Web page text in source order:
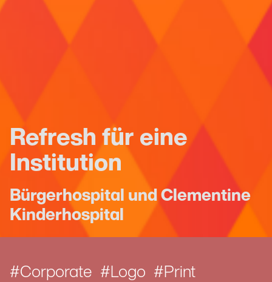
Refresh für eine
Institution
Bürgerhospital und Clementine
Kinderhospital
Corporate Logo Print